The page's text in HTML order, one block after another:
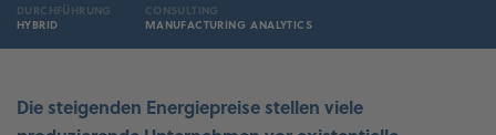
DURCHFÜHRUNG
HYBRID
CONSULTING
MANUFACTURING ANALYTICS
Die steigenden Energiepreise stellen viele